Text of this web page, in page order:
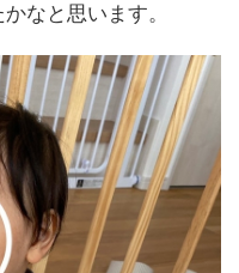
なと思います。